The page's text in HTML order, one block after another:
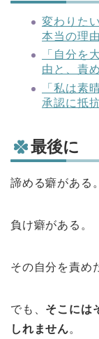
変わりた
本当の理
「自分を
由と、責
「私は素
承認に抵
最後に
諦める癖がある。
負け癖がある。
その自分を責め
でも、 そこには
しれません。